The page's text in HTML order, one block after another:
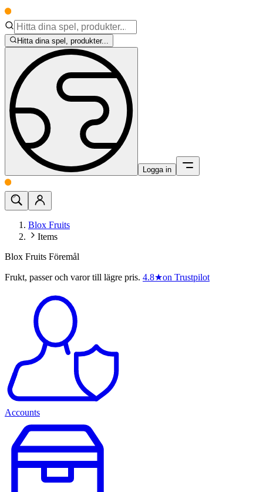
Hitta dina spel, produkter...
Logga in
Blox Fruits
Items
Blox Fruits Föremål
Frukt, passer och varor till lägre pris. 4.8★on Trustpilot
Accounts